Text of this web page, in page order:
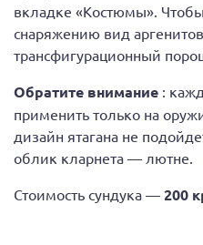
вкладке «Костюмы».
снаряжению вид
трансфигурационный
Обратите внимание :
применить только на
дизайн ятагана не
облик кларнета — лютне.
Стоимость сундука — 200